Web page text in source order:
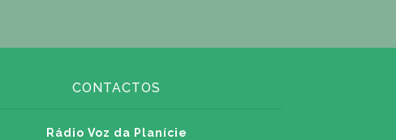
CONTACTOS
Rádio Voz da Planície